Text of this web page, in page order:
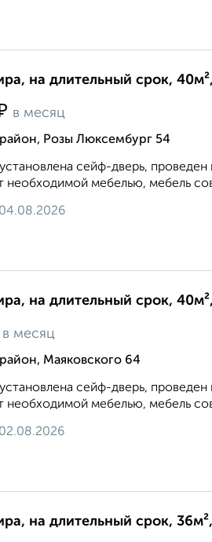
на длительный срок,
в месяц
Розы Люксембург 54
сейф-дверь,
необходимой мебелью, мебель
на длительный срок,
в месяц
Маяковского 64
сейф-дверь,
необходимой мебелью, мебель
на длительный срок,